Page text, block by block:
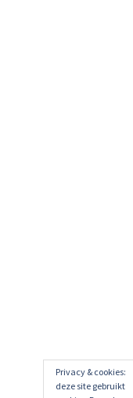
Privacy & cookies:
deze site gebruikt